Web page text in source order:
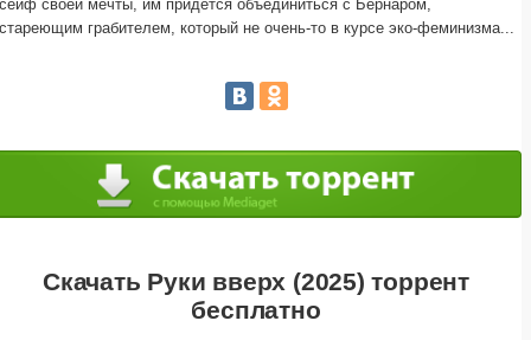
сейф своей мечты, им придется объединиться с Бернаром,
стареющим грабителем, который не очень-то в курсе эко-феминизма...
Скачать Руки вверх (2025) торрент
бесплатно